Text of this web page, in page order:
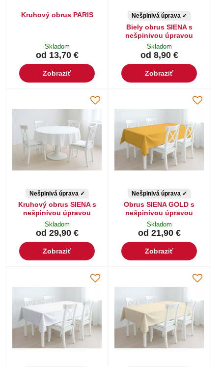
Kruhový obrus PARIS
Skladom
od 13,70 €
Zobraziť
Nešpinivá úprava ✓
Biely obrus SIENA s
nešpinivou úpravou
Skladom
od 8,90 €
Zobraziť
Nešpinivá úprava ✓
Kruhový obrus SIENA s
nešpinivou úpravou
Skladom
od 29,90 €
Zobraziť
Nešpinivá úprava ✓
Obrus SIENA GOLD s
nešpinivou úpravou
Skladom
od 21,90 €
Zobraziť